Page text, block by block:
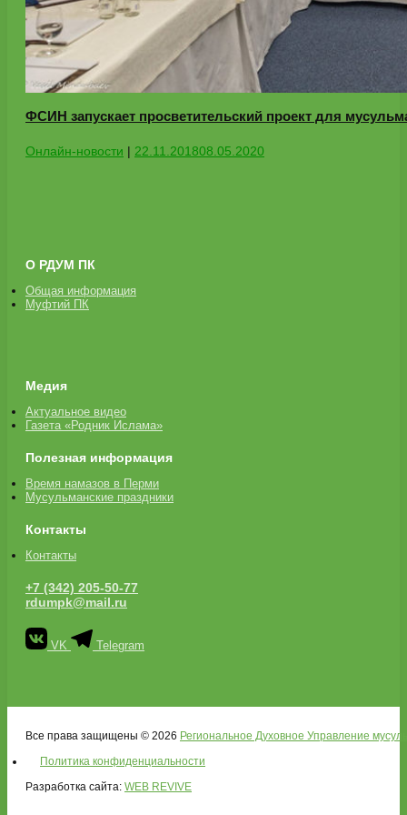
ФСИН запускает просветительский проект для
Онлайн-новости | 22.11.201808.05.2020
О РДУМ ПК
Общая информация
Муфтий ПК
Медия
Актуальное видео
Газета «Родник Ислама»
Полезная информация
Время намазов в Перми
Мусульманские праздники
Контакты
Контакты
+7 (342) 205-50-77
rdumpk@mail.ru
VK Telegram
Все права защищены © 2026 Региональное Духовное Управление
Политика конфиденциальности
Разработка сайта: WEB REVIVE